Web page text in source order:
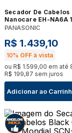
Secador De Cabelos
Nanocare EH-NA6A
PANASONIC
R$ 1.439,10
10% OFF à vista
ou R$ 1.599,00 em até
R$ 199,87 sem juros
Adicionar ao